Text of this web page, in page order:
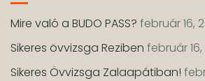
Mire való a BUDO PASS? február 16,
Sikeres övvizsga Reziben február
Sikeres Övvizsga Zalaapátiban!